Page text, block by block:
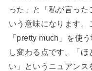
った」と「私が言った
いう意味になります。
「pretty much」を使
し変わる点です。「
い」というニュアンス